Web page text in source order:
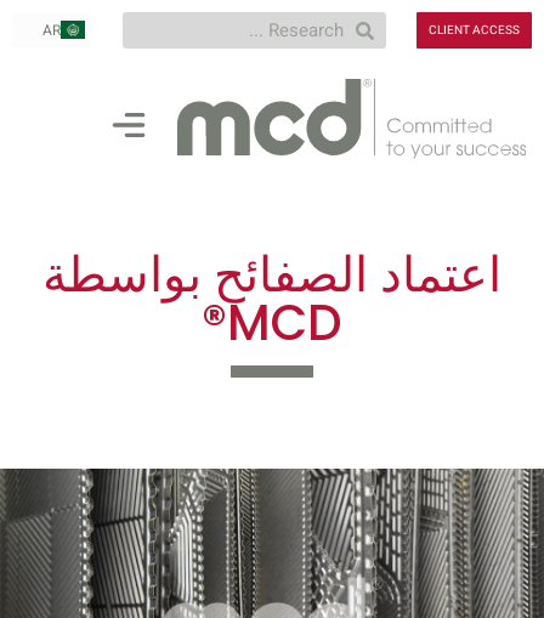
CLIENT ACCESS
AR
RU
اعتماد الصفائح بواسطة
MCD®